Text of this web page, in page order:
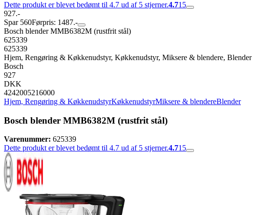
Dette produkt er blevet bedømt til 4.7 ud af 5 stjerner.4.715
927.-
Spar 560Førpris: 1487.-
Bosch blender MMB6382M (rustfrit stål)
625339
625339
Hjem, Rengøring & Køkkenudstyr, Køkkenudstyr, Miksere & blendere, Blender
Bosch
927
DKK
4242005216000
Hjem, Rengøring & KøkkenudstyrKøkkenudstyrMiksere & blendereBlender
Bosch blender MMB6382M (rustfrit stål)
Varenummer: 625339
Dette produkt er blevet bedømt til 4.7 ud af 5 stjerner.4.715